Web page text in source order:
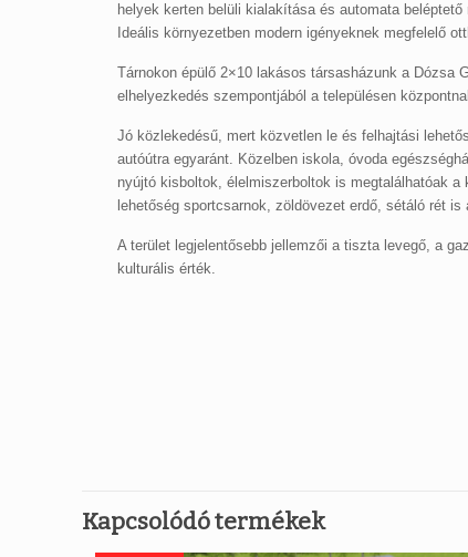
helyek kerten belüli kialakítása és automata beléptető
Ideális környezetben modern igényeknek megfelelő
Tárnokon épülő 2×10 lakásos társasházunk a Dózsa
elhelyezkedés szempontjából a településen
Jó közlekedésű, mert közvetlen le és felhajtási
autóútra egyaránt. Közelben iskola, óvoda
nyújtó kisboltok, élelmiszerboltok is megtalálhatóak a
lehetőség sportcsarnok, zöldövezet erdő, sétáló rét is
A terület legjelentősebb jellemzői a tiszta levegő, a
kulturális érték.
Kapcsolódó termékek